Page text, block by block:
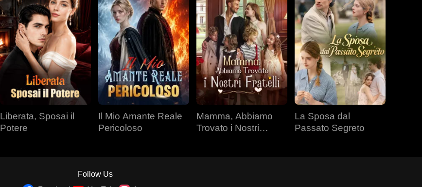
Liberata, Sposai il
Potere
Il Mio Amante Reale
Pericoloso
Mamma, Abbiamo
Trovato i Nostri
La Sposa dal
Passato Segreto
Follow Us